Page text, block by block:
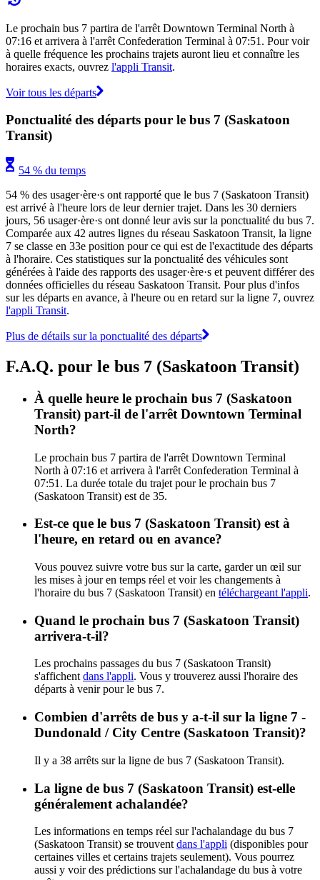
Le prochain bus 7 partira de l'arrêt Downtown Terminal North à
07:16 et arrivera à l'arrêt Confederation Terminal à 07:51. Pour voir
à quelle fréquence les prochains trajets auront lieu et connaître les
horaires exacts, ouvrez l'appli Transit.
Voir tous les départs
Ponctualité des départs pour le bus 7 (Saskatoon
Transit)
54 % du temps
54 % des usager·ère·s ont rapporté que le bus 7 (Saskatoon Transit)
est arrivé à l'heure lors de leur dernier trajet. Dans les 30 derniers
jours, 56 usager·ère·s ont donné leur avis sur la ponctualité du bus 7.
Comparée aux 42 autres lignes du réseau Saskatoon Transit, la ligne
7 se classe en 33e position pour ce qui est de l'exactitude des départs
à l'horaire. Ces statistiques sur la ponctualité des véhicules sont
générées à l'aide des rapports des usager·ère·s et peuvent différer des
données officielles du réseau Saskatoon Transit. Pour plus d'infos
sur les départs en avance, à l'heure ou en retard sur la ligne 7, ouvrez
l'appli Transit.
Plus de détails sur la ponctualité des départs
F.A.Q. pour le bus 7 (Saskatoon Transit)
À quelle heure le prochain bus 7 (Saskatoon
Transit) part-il de l'arrêt Downtown Terminal
North?
Le prochain bus 7 partira de l'arrêt Downtown Terminal
North à 07:16 et arrivera à l'arrêt Confederation Terminal à
07:51. La durée totale du trajet pour le prochain bus 7
(Saskatoon Transit) est de 35.
Est-ce que le bus 7 (Saskatoon Transit) est à
l'heure, en retard ou en avance?
Vous pouvez suivre votre bus sur la carte, garder un œil sur
les mises à jour en temps réel et voir les changements à
l'horaire du bus 7 (Saskatoon Transit) en téléchargeant l'appli.
Quand le prochain bus 7 (Saskatoon Transit)
arrivera-t-il?
Les prochains passages du bus 7 (Saskatoon Transit)
s'affichent dans l'appli. Vous y trouverez aussi l'horaire des
départs à venir pour le bus 7.
Combien d'arrêts de bus y a-t-il sur la ligne 7 -
Dundonald / City Centre (Saskatoon Transit)?
Il y a 38 arrêts sur la ligne de bus 7 (Saskatoon Transit).
La ligne de bus 7 (Saskatoon Transit) est-elle
généralement achalandée?
Les informations en temps réel sur l'achalandage du bus 7
(Saskatoon Transit) se trouvent dans l'appli (disponibles pour
certaines villes et certains trajets seulement). Vous pourrez
aussi y voir des prédictions sur l'achalandage du bus à votre